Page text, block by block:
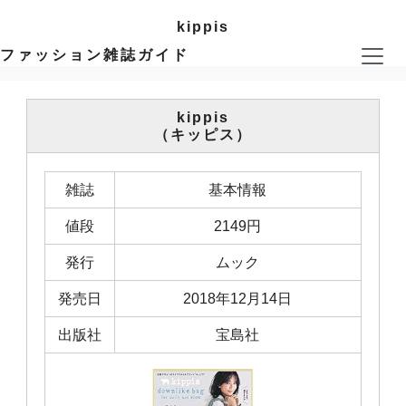
kippis
ファッション雑誌ガイド
kippis
（キッピス）
雑誌 基本情報
値段 2149円
発行 ムック
発売日 2018年12月14日
出版社 宝島社